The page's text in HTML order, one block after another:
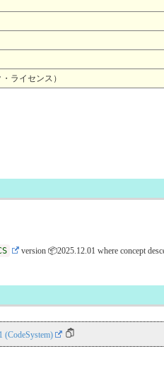
ライセンス）
version 📦2025.12.01 where concept